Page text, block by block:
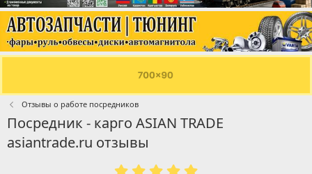
Отзывы о работе посредников
Посредник - карго ASIAN TRADE
asiantrade.ru отзывы